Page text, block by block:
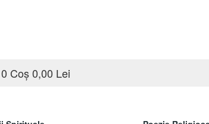
0 Coș0,00 Lei